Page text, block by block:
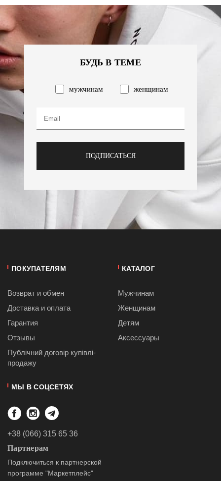
БУДЬ В ТЕМЕ
мужчинам женщинам
ПОДПИСАТЬСЯ
ПОКУПАТЕЛЯМ
Возврат и обмен
Доставка и оплата
Гарантия
Отзывы
Публiчний договiр купівлі-
продажу
КАТАЛОГ
Мужчинам
Женщинам
Детям
Аксессуары
МЫ В СОЦСЕТЯХ
+38 (066) 315 65 36
Партнерам
Подключиться к партнерской
программе "Маркетплейс"